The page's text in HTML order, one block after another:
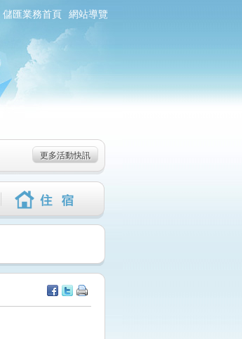
儲匯業務首頁 網站導覽
更多活動快訊